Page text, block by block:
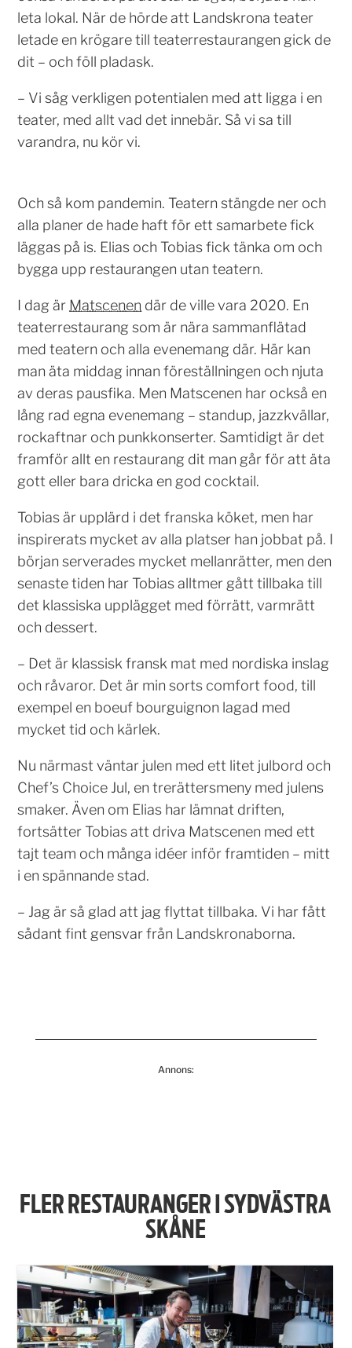
leta lokal. När de hörde att Landskrona teater
letade en krögare till teaterrestaurangen gick de
dit – och föll pladask.
– Vi såg verkligen potentialen med att ligga i en
teater, med allt vad det innebär. Så vi sa till
varandra, nu kör vi.
Och så kom pandemin. Teatern stängde ner och
alla planer de hade haft för ett samarbete fick
läggas på is. Elias och Tobias fick tänka om och
bygga upp restaurangen utan teatern.
I dag är Matscenen där de ville vara 2020. En
teaterrestaurang som är nära sammanflätad
med teatern och alla evenemang där. Här kan
man äta middag innan föreställningen och njuta
av deras pausfika. Men Matscenen har också en
lång rad egna evenemang – standup, jazzkvällar,
rockaftnar och punkkonserter. Samtidigt är det
framför allt en restaurang dit man går för att äta
gott eller bara dricka en god cocktail.
Tobias är upplärd i det franska köket, men har
inspirerats mycket av alla platser han jobbat på. I
början serverades mycket mellanrätter, men den
senaste tiden har Tobias alltmer gått tillbaka till
det klassiska upplägget med förrätt, varmrätt
och dessert.
– Det är klassisk fransk mat med nordiska inslag
och råvaror. Det är min sorts comfort food, till
exempel en boeuf bourguignon lagad med
mycket tid och kärlek.
Nu närmast väntar julen med ett litet julbord och
Chef’s Choice Jul, en trerättersmeny med julens
smaker. Även om Elias har lämnat driften,
fortsätter Tobias att driva Matscenen med ett
tajt team och många idéer inför framtiden – mitt
i en spännande stad.
– Jag är så glad att jag flyttat tillbaka. Vi har fått
sådant fint gensvar från Landskronaborna.
Annons:
FLER RESTAURANGER I SYDVÄSTRA
SKÅNE